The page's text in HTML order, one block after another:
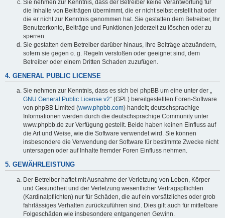
Sie nehmen zur Kenntnis, dass der Betreiber keine Verantwortung für
die Inhalte von Beiträgen übernimmt, die er nicht selbst erstellt hat oder
die er nicht zur Kenntnis genommen hat. Sie gestatten dem Betreiber, Ihr
Benutzerkonto, Beiträge und Funktionen jederzeit zu löschen oder zu
sperren.
Sie gestatten dem Betreiber darüber hinaus, Ihre Beiträge abzuändern,
sofern sie gegen o. g. Regeln verstoßen oder geeignet sind, dem
Betreiber oder einem Dritten Schaden zuzufügen.
4. GENERAL PUBLIC LICENSE
Sie nehmen zur Kenntnis, dass es sich bei phpBB um eine unter der „
GNU General Public License v2“ (GPL) bereitgestellten Foren-Software
von phpBB Limited (www.phpbb.com) handelt; deutschsprachige
Informationen werden durch die deutschsprachige Community unter
www.phpbb.de zur Verfügung gestellt. Beide haben keinen Einfluss auf
die Art und Weise, wie die Software verwendet wird. Sie können
insbesondere die Verwendung der Software für bestimmte Zwecke nicht
untersagen oder auf Inhalte fremder Foren Einfluss nehmen.
5. GEWÄHRLEISTUNG
Der Betreiber haftet mit Ausnahme der Verletzung von Leben, Körper
und Gesundheit und der Verletzung wesentlicher Vertragspflichten
(Kardinalpflichten) nur für Schäden, die auf ein vorsätzliches oder grob
fahrlässiges Verhalten zurückzuführen sind. Dies gilt auch für mittelbare
Folgeschäden wie insbesondere entgangenen Gewinn.